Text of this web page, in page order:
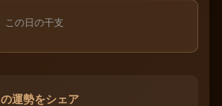
この日の干支
運勢をシェア